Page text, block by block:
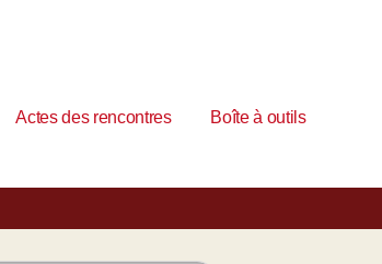
Actes des rencontres
Boîte à outils